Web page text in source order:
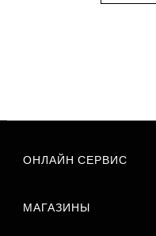
ОНЛАЙН СЕРВИС
МАГАЗИНЫ